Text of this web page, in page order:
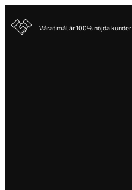
Vårat mål är 100% nöjda kunder